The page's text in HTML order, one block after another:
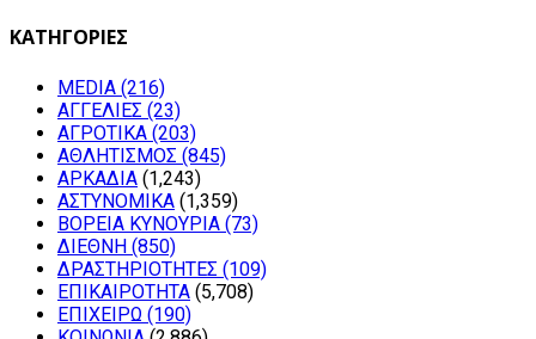
ΚΑΤΗΓΟΡΙΕΣ
MEDIA (216)
ΑΓΓΕΛΙΕΣ (23)
ΑΓΡΟΤΙΚΑ (203)
ΑΘΛΗΤΙΣΜΟΣ (845)
ΑΡΚΑΔΙΑ (1,243)
ΑΣΤΥΝΟΜΙΚΑ (1,359)
ΒΟΡΕΙΑ ΚΥΝΟΥΡΙΑ (73)
ΔΙΕΘΝΗ (850)
ΔΡΑΣΤΗΡΙΟΤΗΤΕΣ (109)
ΕΠΙΚΑΙΡΟΤΗΤΑ (5,708)
ΕΠΙΧΕΙΡΩ (190)